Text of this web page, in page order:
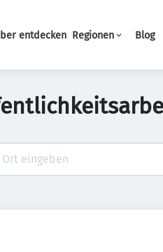
Navigation
entdecken Regionen Blog